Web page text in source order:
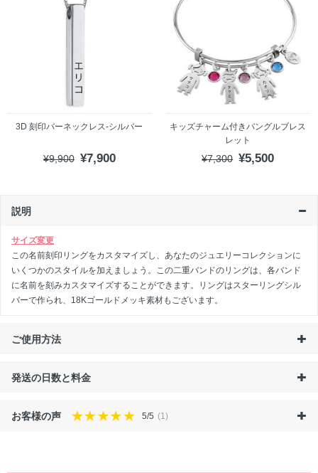
3D 刻印バーネックレス-シルバー
¥9,900 ¥7,900
キッズチャーム付きバングルブレス
レット
¥7,300 ¥5,500
説明
サイズ変更
この名前刻印リングをカスタマイズし、あなたのジュエリーコレクションに
いくつかのスタイルを加えましょう。この二重バンドのリングは、各バンド
に名前を刻みカスタマイズすることができます。リングはスターリングシル
バーで作られ、18Kゴールドメッキ素材もございます。
ご使用方法
発送の日数と料金
お客様の声 5/5 (1)